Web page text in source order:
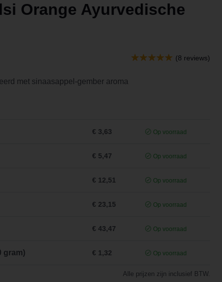
Orange Ayurvedische
(8 reviews)
met sinaasappel-gember aroma
€ 3,63 Op voorraad
€ 5,47 Op voorraad
€ 12,51 Op voorraad
€ 23,15 Op voorraad
€ 43,47 Op voorraad
gram) € 1,32 Op voorraad
Alle prijzen zijn inclusief BTW.